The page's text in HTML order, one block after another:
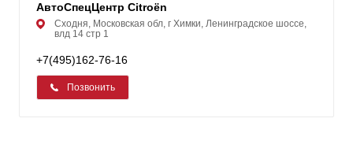
АвтоСпецЦентр Citroën
Сходня, Московская обл, г Химки, Ленинградское шоссе,
влд 14 стр 1
+7(495)162-76-16
Позвонить